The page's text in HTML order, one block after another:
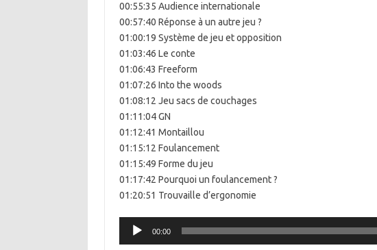
00:55:35 Audience internationale
00:57:40 Réponse à un autre jeu ?
01:00:19 Système de jeu et opposition
01:03:46 Le conte
01:06:43 Freeform
01:07:26 Into the woods
01:08:12 Jeu sacs de couchages
01:11:04 GN
01:12:41 Montaillou
01:15:12 Foulancement
01:15:49 Forme du jeu
01:17:42 Pourquoi un foulancement ?
01:20:51 Trouvaille d’ergonomie
Lecteur
00:00